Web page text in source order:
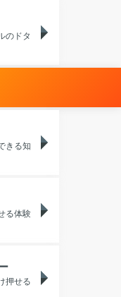
のドタ
きる知
る体験
押せる